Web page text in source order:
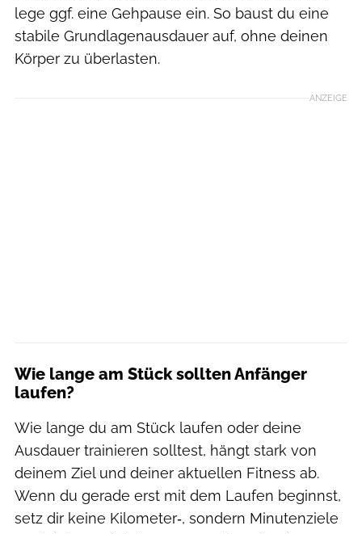
lege ggf. eine Gehpause ein. So baust du eine
stabile Grundlagenausdauer auf, ohne deinen
Körper zu überlasten.
ANZEIGE
Wie lange am Stück sollten Anfänger
laufen?
Wie lange du am Stück laufen oder deine
Ausdauer trainieren solltest, hängt stark von
deinem Ziel und deiner aktuellen Fitness ab.
Wenn du gerade erst mit dem Laufen beginnst,
setz dir keine Kilometer‑, sondern Minutenziele